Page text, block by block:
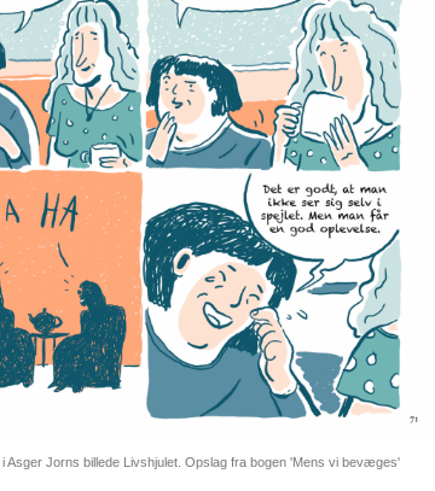
Asger Jorns billede Livshjulet. Opslag fra bogen 'Mens vi bevæges'